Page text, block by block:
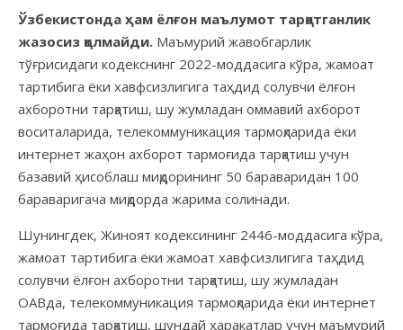
Ўзбекистонда ҳам ёлғон маълумот тарқатганлик
жазосиз қолмайди. Маъмурий жавобгарлик
тўғрисидаги кодекснинг 2022-моддасига кўра, жамоат
тартибига ёки хавфсизлигига таҳдид солувчи ёлғон
ахборотни тарқатиш, шу жумладан оммавий ахборот
воситаларида, телекоммуникация тармоқларида ёки
интернет жаҳон ахборот тармоғида тарқатиш учун
базавий ҳисоблаш миқдорининг 50 бараваридан 100
бараваригача миқдорда жарима солинади.
Шунингдек, Жиноят кодексининг 2446-моддасига кўра,
жамоат тартибига ёки жамоат хавфсизлигига таҳдид
солувчи ёлғон ахборотни тарқатиш, шу жумладан
ОАВда, телекоммуникация тармоқларида ёки интернет
тармоғида тарқатиш, шундай ҳаракатлар учун маъмурий